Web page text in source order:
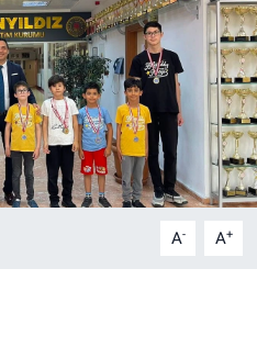
A- A+